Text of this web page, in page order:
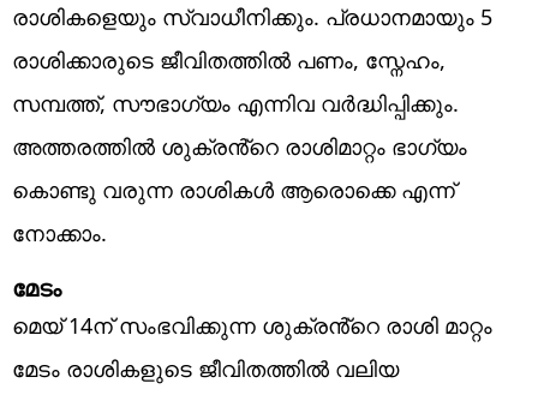
രാശികളെയും സ്വാധീനിക്കും. പ്രധാനമായും 5
രാശിക്കാരുടെ ജീവിതത്തിൽ പണം, സ്നേഹം,
സമ്പത്ത്, സൗഭാഗ്യം എന്നിവ വർദ്ധിപ്പിക്കും.
അത്തരത്തിൽ ശുക്രൻ്റെ രാശിമാറ്റം ഭാഗ്യം
കൊണ്ടു വരുന്ന രാശികൾ ആരൊക്കെ എന്ന്
നോക്കാം.
മേടം
മെയ് 14ന് സംഭവിക്കുന്ന ശുക്രൻ്റെ രാശി മാറ്റം
മേടം രാശികളുടെ ജീവിതത്തിൽ വലിയ